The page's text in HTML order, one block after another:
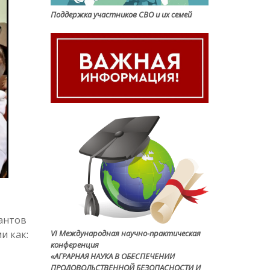
как:
Поддержка участников СВО и их семей
VI Международная научно-практическая
конференция
«АГРАРНАЯ НАУКА В ОБЕСПЕЧЕНИИ
ПРОДОВОЛЬСТВЕННОЙ БЕЗОПАСНОСТИ И